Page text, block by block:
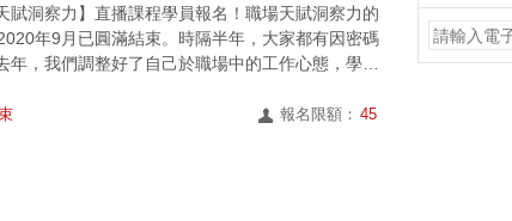
賦洞察力】直播課程學員報名！職場天賦洞察力的
年9月已圓滿結束。時隔半年，大家都有因密碼
年，我們調整好了自己於職場中的工作心態，學會
報名限額： 45